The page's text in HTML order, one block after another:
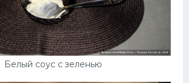
Белый соус с зеленью